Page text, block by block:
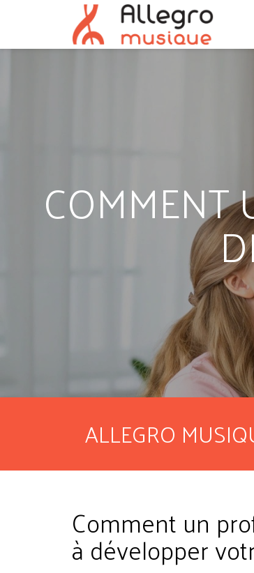
COMMENT
ALLEGRO
Comment un
à développer